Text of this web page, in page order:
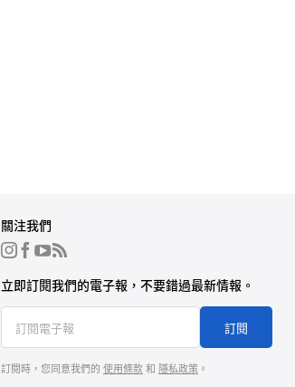
關注我們
立即訂閱我們的電子報，不要錯過最新情報。
訂閱
訂閱時，您同意我們的 使用條款和 隱私政策 。